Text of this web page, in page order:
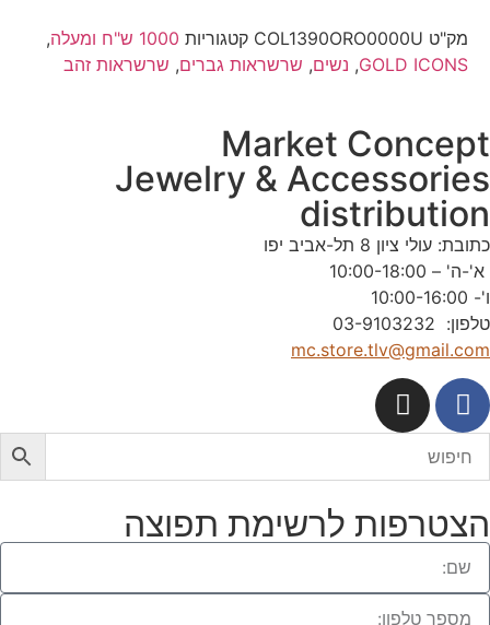
מק"ט COL1390ORO0000U קטגוריות 1000 ש"ח ומעלה
,
GOLD ICONS
, נשים, שרשראות גברים, שרשראות זהב
Market Concept
Jewelry & Accessories
distribution
כתובת: עולי ציון 8 תל-אביב יפו
א'-ה' – 10:00-18:00
ו'- 10:00-16:00
טלפון: 03-9103232
mc.store.tlv@gmail.com
הצטרפות לרשימת תפוצה